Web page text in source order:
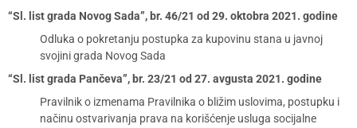
“Sl. list grada Novog Sada”, br. 46/21 od 29. oktobra 2021. godine
Odluka o pokretanju postupka za kupovinu stana u javnoj
svojini grada Novog Sada
“Sl. list grada Pančeva”, br. 23/21 od 27. avgusta 2021. godine
Pravilnik o izmenama Pravilnika o bližim uslovima, postupku i
načinu ostvarivanja prava na korišćenje usluga socijalne